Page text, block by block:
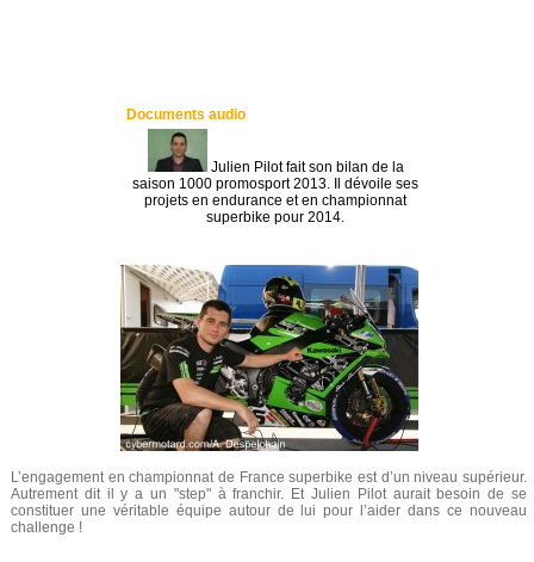
Documents audio
Julien Pilot fait son bilan de la
saison 1000 promosport 2013. Il dévoile ses
projets en endurance et en championnat
superbike pour 2014.
L’engagement en championnat de France superbike est d’un niveau supérieur.
Autrement dit il y a un "step" à franchir. Et Julien Pilot aurait besoin de se
constituer une véritable équipe autour de lui pour l’aider dans ce nouveau
challenge !